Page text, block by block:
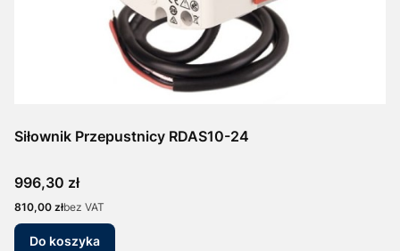
Siłownik Przepustnicy RDAS10-24
Cena
996,30 zł
Cena
810,00 złbez VAT
Do koszyka